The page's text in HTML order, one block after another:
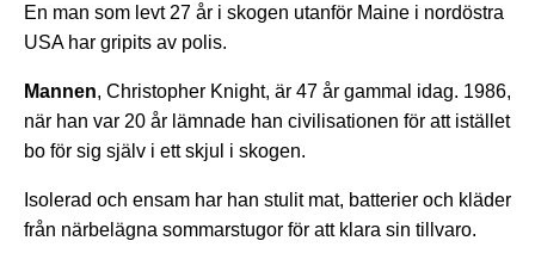
En man som levt 27 år i skogen utanför Maine i nordöstra
USA har gripits av polis.
Mannen, Christopher Knight, är 47 år gammal idag. 1986,
när han var 20 år lämnade han civilisationen för att istället
bo för sig själv i ett skjul i skogen.
Isolerad och ensam har han stulit mat, batterier och kläder
från närbelägna sommarstugor för att klara sin tillvaro.